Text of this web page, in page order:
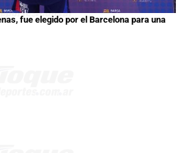
fue elegido por el Barcelona para una